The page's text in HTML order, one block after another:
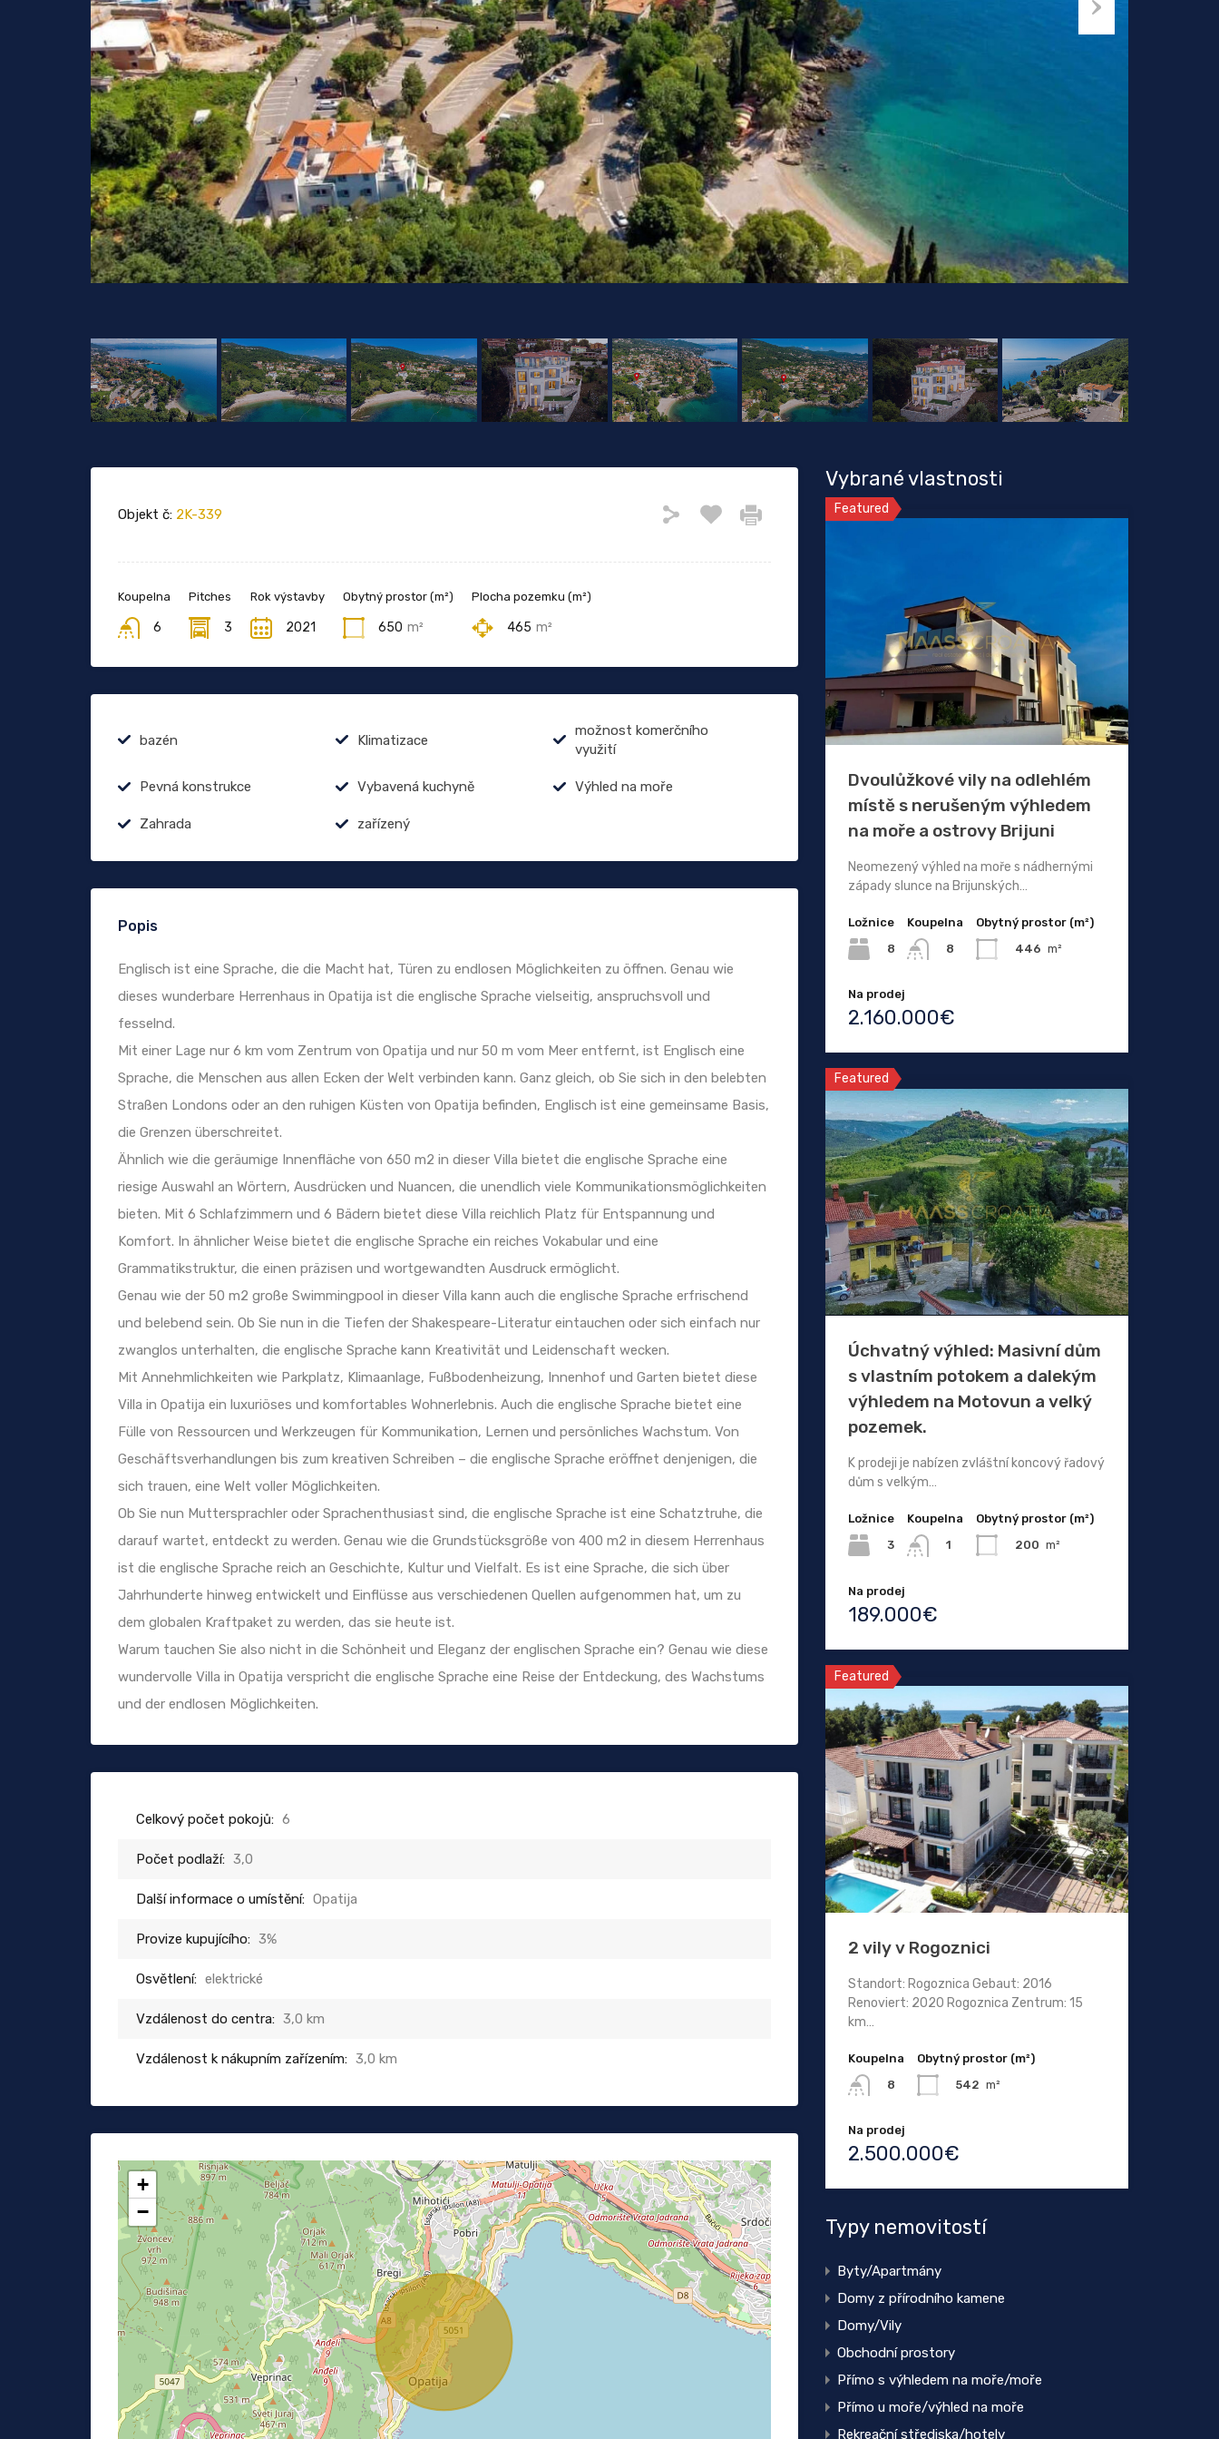
Objekt č: 2K-339
Koupelna
6
Pitches
3
Rok výstavby
2021
Obytný prostor (m²)
650 m²
Plocha pozemku (m²)
465 m²
bazén Klimatizace
možnost komerčního
využití
Pevná konstrukce Vybavená kuchyně Výhled na moře
Zahrada zařízený
Popis
Englisch ist eine Sprache, die die Macht hat, Türen zu endlosen Möglichkeiten zu öffnen. Genau wie
dieses wunderbare Herrenhaus in Opatija ist die englische Sprache vielseitig, anspruchsvoll und
fesselnd.
Mit einer Lage nur 6 km vom Zentrum von Opatija und nur 50 m vom Meer entfernt, ist Englisch eine
Sprache, die Menschen aus allen Ecken der Welt verbinden kann. Ganz gleich, ob Sie sich in den belebten
Straßen Londons oder an den ruhigen Küsten von Opatija befinden, Englisch ist eine gemeinsame Basis,
die Grenzen überschreitet.
Ähnlich wie die geräumige Innenfläche von 650 m2 in dieser Villa bietet die englische Sprache eine
riesige Auswahl an Wörtern, Ausdrücken und Nuancen, die unendlich viele Kommunikationsmöglichkeiten
bieten. Mit 6 Schlafzimmern und 6 Bädern bietet diese Villa reichlich Platz für Entspannung und
Komfort. In ähnlicher Weise bietet die englische Sprache ein reiches Vokabular und eine
Grammatikstruktur, die einen präzisen und wortgewandten Ausdruck ermöglicht.
Genau wie der 50 m2 große Swimmingpool in dieser Villa kann auch die englische Sprache erfrischend
und belebend sein. Ob Sie nun in die Tiefen der Shakespeare-Literatur eintauchen oder sich einfach nur
zwanglos unterhalten, die englische Sprache kann Kreativität und Leidenschaft wecken.
Mit Annehmlichkeiten wie Parkplatz, Klimaanlage, Fußbodenheizung, Innenhof und Garten bietet diese
Villa in Opatija ein luxuriöses und komfortables Wohnerlebnis. Auch die englische Sprache bietet eine
Fülle von Ressourcen und Werkzeugen für Kommunikation, Lernen und persönliches Wachstum. Von
Geschäftsverhandlungen bis zum kreativen Schreiben – die englische Sprache eröffnet denjenigen, die
sich trauen, eine Welt voller Möglichkeiten.
Ob Sie nun Muttersprachler oder Sprachenthusiast sind, die englische Sprache ist eine Schatztruhe, die
darauf wartet, entdeckt zu werden. Genau wie die Grundstücksgröße von 400 m2 in diesem Herrenhaus
ist die englische Sprache reich an Geschichte, Kultur und Vielfalt. Es ist eine Sprache, die sich über
Jahrhunderte hinweg entwickelt und Einflüsse aus verschiedenen Quellen aufgenommen hat, um zu
dem globalen Kraftpaket zu werden, das sie heute ist.
Warum tauchen Sie also nicht in die Schönheit und Eleganz der englischen Sprache ein? Genau wie diese
wundervolle Villa in Opatija verspricht die englische Sprache eine Reise der Entdeckung, des Wachstums
und der endlosen Möglichkeiten.
Celkový počet pokojů: 6
Počet podlaží: 3,0
Další informace o umístění: Opatija
Provize kupujícího: 3%
Osvětlení: elektrické
Vzdálenost do centra: 3,0 km
Vzdálenost k nákupním zařízením: 3,0 km
+
−
Vybrané vlastnosti
Featured
Dvoulůžkové vily na odlehlém
místě s nerušeným výhledem
na moře a ostrovy Brijuni
Neomezený výhled na moře s nádhernými
západy slunce na Brijunských…
Ložnice
8
Koupelna
8
Obytný prostor (m²)
446 m²
Na prodej
2.160.000€
Featured
Úchvatný výhled: Masivní dům
s vlastním potokem a dalekým
výhledem na Motovun a velký
pozemek.
K prodeji je nabízen zvláštní koncový řadový
dům s velkým…
Ložnice
3
Koupelna
1
Obytný prostor (m²)
200 m²
Na prodej
189.000€
Featured
2 vily v Rogoznici
Standort: Rogoznica Gebaut: 2016
Renoviert: 2020 Rogoznica Zentrum: 15
km…
Koupelna
8
Obytný prostor (m²)
542 m²
Na prodej
2.500.000€
Typy nemovitostí
Byty/Apartmány
Domy z přírodního kamene
Domy/Vily
Obchodní prostory
Přímo s výhledem na moře/moře
Přímo u moře/výhled na moře
Rekreační střediska/hotely